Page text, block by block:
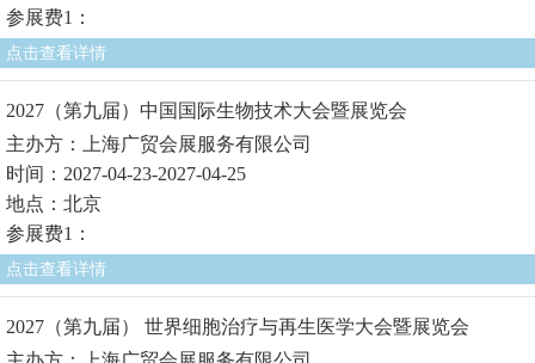
参展费1：
点击查看详情
2027（第九届）中国国际生物技术大会暨展览会
主办方：上海广贸会展服务有限公司
时间：2027-04-23-2027-04-25
地点：北京
参展费1：
点击查看详情
2027（第九届） 世界细胞治疗与再生医学大会暨展览会